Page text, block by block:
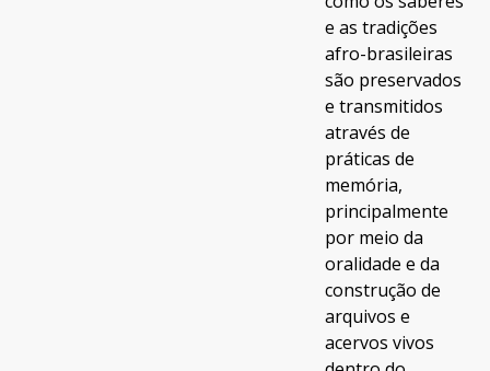
e as tradições
afro-brasileiras
são preservados
e transmitidos
através de
práticas de
memória,
principalmente
por meio da
oralidade e da
construção de
arquivos e
acervos vivos